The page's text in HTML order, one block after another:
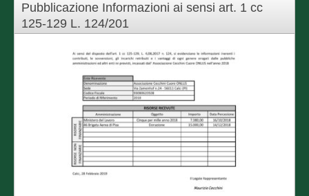
Pubblicazione Informazioni ai sensi art. 1 cc
125-129 L. 124/201